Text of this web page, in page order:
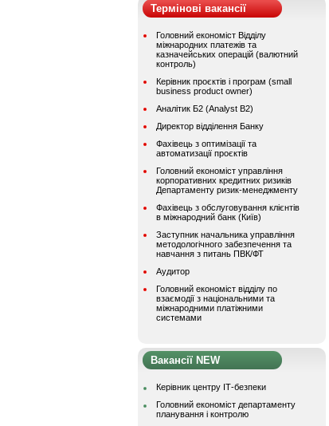
Термінові вакансії
Головний економіст Відділу
міжнародних платежів та
казначейських операцій (валютний
контроль)
Керівник проєктів і програм (small
business product owner)
Аналітик Б2 (Analyst B2)
Директор відділення Банку
Фахівець з оптимізації та
автоматизації проєктів
Головний економіст управління
корпоративних кредитних ризиків
Департаменту ризик-менеджменту
Фахівець з обслуговування клієнтів
в міжнародний банк (Київ)
Заступник начальника управління
методологічного забезпечення та
навчання з питань ПВК/ФТ
Аудитор
Головний економіст відділу по
взаємодії з національними та
міжнародними платіжними
системами
Вакансії NEW
Керівник центру ІТ-безпеки
Головний економіст департаменту
планування і контролю